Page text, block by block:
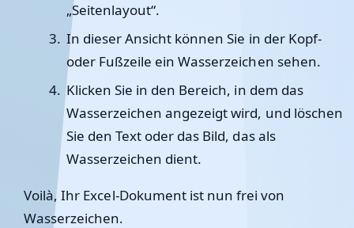
„Seitenlayout“.
In dieser Ansicht können Sie in der Kopf-
oder Fußzeile ein Wasserzeichen sehen.
Klicken Sie in den Bereich, in dem das
Wasserzeichen angezeigt wird, und löschen
Sie den Text oder das Bild, das als
Wasserzeichen dient.
Voilà, Ihr Excel-Dokument ist nun frei von
Wasserzeichen.